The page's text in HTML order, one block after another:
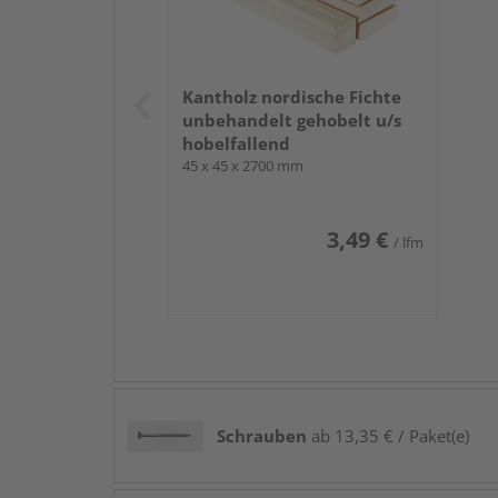
Sind Sie überzeugt? Dann wählen Sie direkt die
Zuschnittservicean, um die Spanverlegeplatte
Zu der Verlegeplatte P3 passen übrigens
fache der Plattendicke
Kantholz nordische Fichte
unbehandelt gehobelt u/s
hobelfallend
45 x 45 x 2700 mm
3,49 € / lfm
Schrauben ab 13,35 € / Paket(e)